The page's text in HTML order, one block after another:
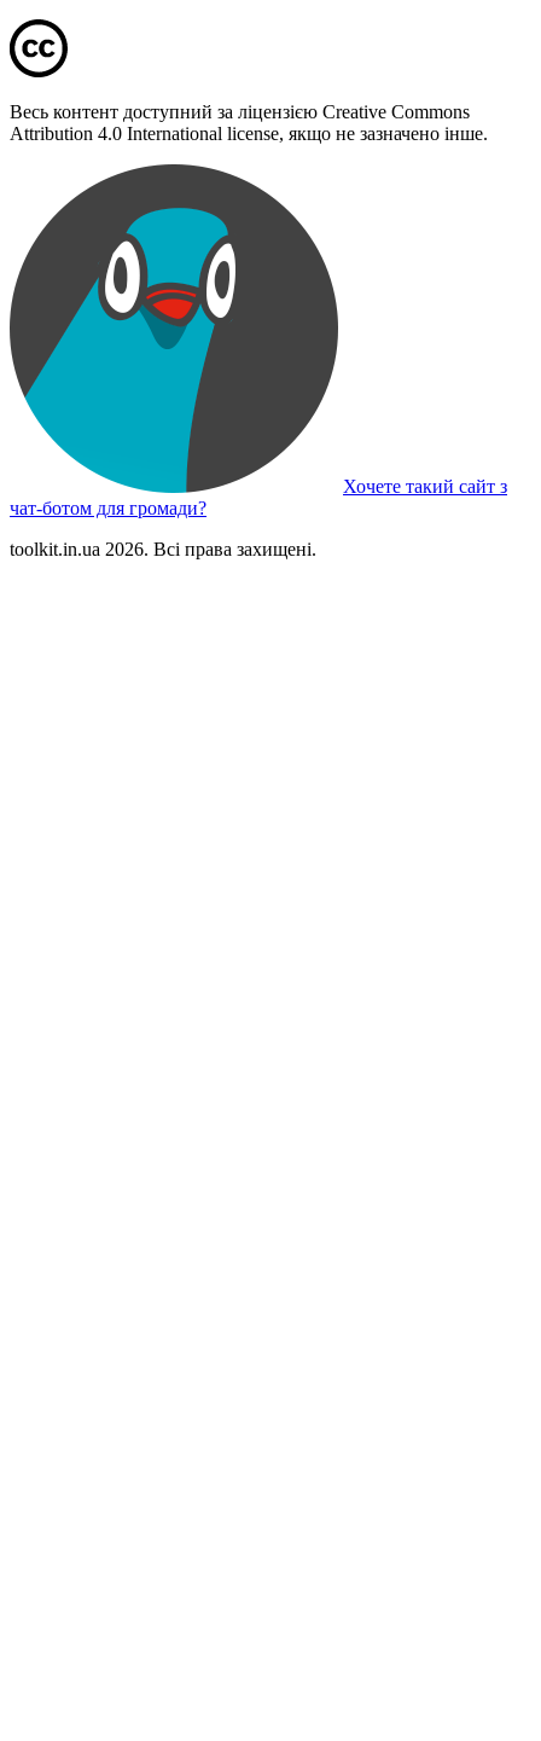
Весь контент доступний за ліцензією Creative Commons
Attribution 4.0 International license, якщо не зазначено інше.
Хочете такий сайт з
чат-ботом для громади?
toolkit.in.ua 2026. Всі права захищені.